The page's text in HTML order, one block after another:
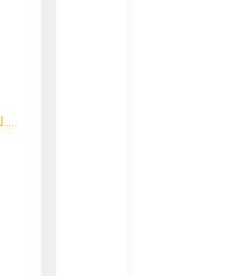
จัดกิจกรรม "สืบสานประเพณีไทย รดน้ำขอพรผู้ใหญ่" ประจำปี ๒๕๖๐